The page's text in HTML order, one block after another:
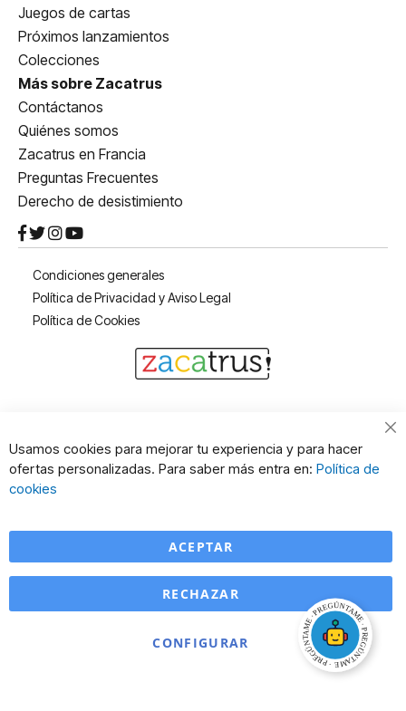
Juegos de cartas
Próximos lanzamientos
Colecciones
Más sobre Zacatrus
Contáctanos
Quiénes somos
Zacatrus en Francia
Preguntas Frecuentes
Derecho de desistimiento
Condiciones generales
Política de Privacidad y Aviso Legal
Política de Cookies
Usamos cookies para mejorar tu experiencia y para hacer
ofertas personalizadas. Para saber más entra en: Política de
cookies
ACEPTAR
CONFIGURAR
RECHAZAR